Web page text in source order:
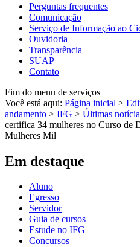
Perguntas frequentes
Comunicação
Serviço de Informação ao
Ouvidoria
Transparência
SUAP
Contato
Fim do menu de serviços
Você está aqui: Página inicial >
andamento > IFG > Últimas
certifica 34 mulheres no Curso de
Mulheres Mil
Em destaque
Aluno
Egresso
Servidor
Guia de cursos
Estude no IFG
Concursos